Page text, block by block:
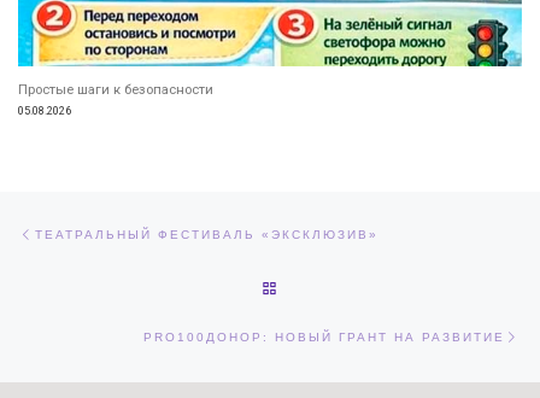
Простые шаги к безопасности
05.08.2026
ТЕАТРАЛЬНЫЙ ФЕСТИВАЛЬ «ЭКСКЛЮЗИВ»
PRO100ДОНОР: НОВЫЙ ГРАНТ НА РАЗВИТИЕ